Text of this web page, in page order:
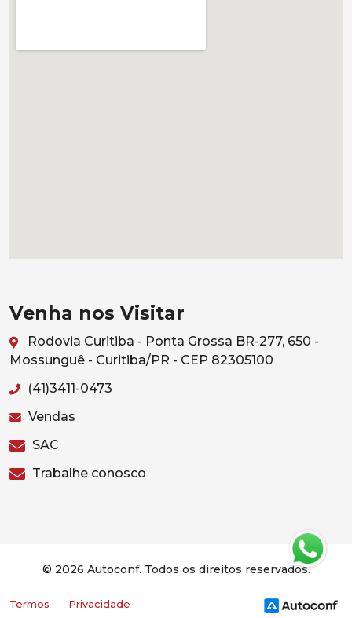
Venha nos Visitar
Rodovia Curitiba - Ponta Grossa BR-277, 650 -
Mossunguê - Curitiba/PR - CEP 82305100
(41)3411-0473
Vendas
SAC
Trabalhe conosco
© 2026 Autoconf. Todos os direitos reservados.
Termos Privacidade